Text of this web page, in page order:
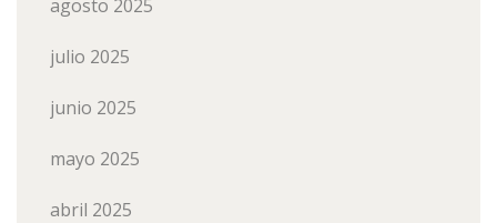
agosto 2025
julio 2025
junio 2025
mayo 2025
abril 2025